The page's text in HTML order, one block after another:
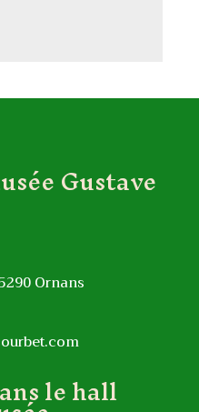
Gustave
Ornans
le hall